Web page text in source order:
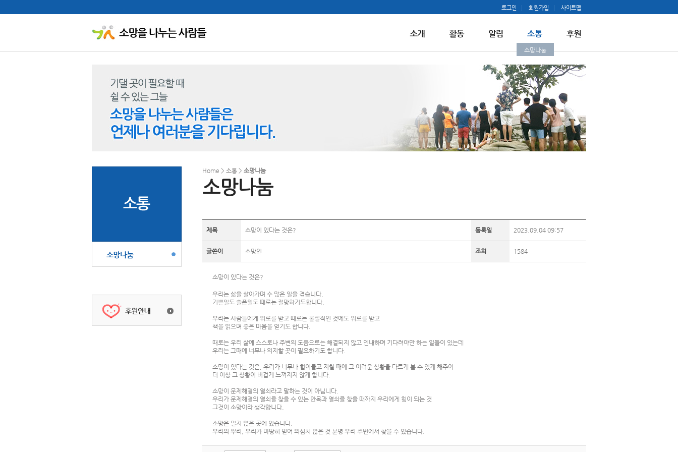
소망나눔
로그인 회원가입 사이트맵
Home > 소통 > 소망나눔
소망나눔
제목 소망이 있다는 것은? 등록일 2023.09.04 09:57
글쓴이 소망인 조회 1584
소망이 있다는 것은?
우리는 삶을 살아가며 수 많은 일을 겪습니다.
기쁜일도 슬픈일도 때로는 절망하기도합니다.
우리는 사람들에게 위로를 받고 때로는 물질적인 것에도 위로를 받고
책을 읽으며 좋은 마음을 얻기도 합니다.
때로는 우리 삶에 스스로나 주변의 도움으로는 해결되지 않고 인내하며 기다려야만 하는 일들이 있는데
우리는 그때에 너무나 의지할 곳이 필요하기도 합니다.
소망이 있다는 것은, 우리가 너무나 힘이들고 지칠 때에 그 어려운 상황을 다르게 볼 수 있게 해주어
더 이상 그 상황이 버겁게 느껴지지 않게 합니다.
소망이 문제해결의 열쇠라고 말하는 것이 아닙니다.
우리가 문제해결의 열쇠를 찾을 수 있는 안목과 열쇠를 찾을 때까지 우리에게 힘이 되는 것
그것이 소망이라 생각합니다.
소망은 멀지 않은 곳에 있습니다.
우리의 뿌리, 우리가 마땅히 믿어 의심치 않은 것 분명 우리 주변에서 찾을 수 있습니다.